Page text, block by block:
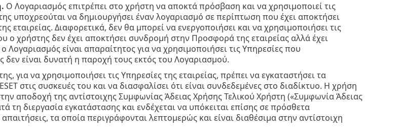
Ο Λογαριασμός επιτρέπει στο χρήστη να αποκτά πρόσβαση και να χρησιμοποιεί τις
υποχρεούται να δημιουργήσει έναν λογαριασμό σε περίπτωση που έχει αποκτήσει
εταιρείας. Διαφορετικά, δεν θα μπορεί να ενεργοποιήσει και να χρησιμοποιήσει τις
ο χρήστης δεν έχει αποκτήσει συνδρομή στην Προσφορά της εταιρείας αλλά έχει
Λογαριασμός είναι απαραίτητος για να χρησιμοποιήσει τις Υπηρεσίες που
είναι δυνατή η παροχή τους εκτός του Λογαριασμού.
για να χρησιμοποιήσει τις Υπηρεσίες της εταιρείας, πρέπει να εγκαταστήσει τα
στις συσκευές του και να διασφαλίσει ότι είναι συνδεδεμένες στο διαδίκτυο. Η χρήση
αποδοχή της αντίστοιχης Συμφωνίας Άδειας Χρήσης Τελικού Χρήστη («Συμφωνία Άδειας
τη διεργασία εγκατάστασης και ενδέχεται να υπόκειται επίσης σε πρόσθετα
τα οποία περιγράφονται λεπτομερώς και είναι διαθέσιμα στην αντίστοιχη